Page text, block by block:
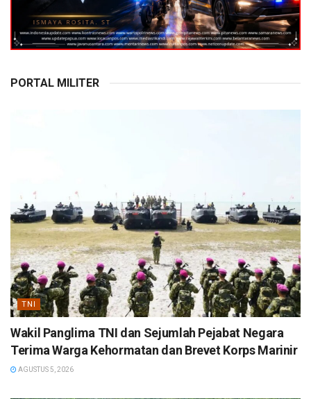
PORTAL MILITER
TNI
Wakil Panglima TNI dan Sejumlah Pejabat Negara
Terima Warga Kehormatan dan Brevet Korps Marinir
AGUSTUS 5, 2026